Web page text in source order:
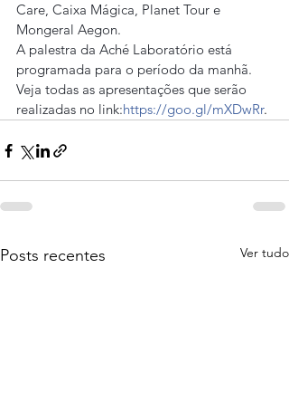
Care, Caixa Mágica, Planet Tour e
Mongeral Aegon.
A palestra da Aché Laboratório está
programada para o período da manhã.
Veja todas as apresentações que serão
realizadas no link:https://goo.gl/mXDwRr.
Posts recentes Ver tudo